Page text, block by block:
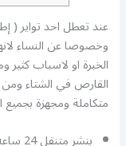
عند تعطل احد تواير (
وخصوصا عن النساء
الخبرة او لاسباب كثير
القارص في الشتاء
متكاملة ومجهزة
بنشر متنقل 24 ساعة.